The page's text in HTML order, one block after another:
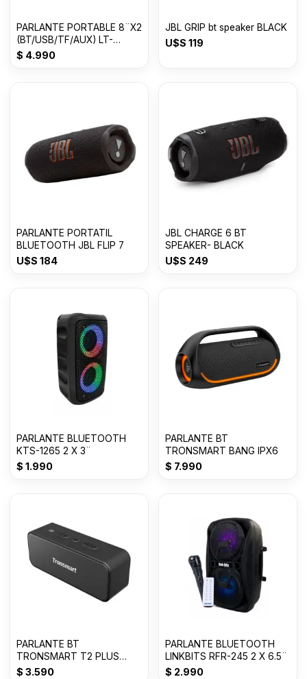
PARLANTE PORTABLE 8¨X2
(BT/USB/TF/AUX) LT-
2801XBT
$ 4.990
JBL GRIP bt speaker BLACK
U$S 119
PARLANTE PORTATIL
BLUETOOTH JBL FLIP 7
U$S 184
JBL CHARGE 6 BT
SPEAKER- BLACK
U$S 249
PARLANTE BLUETOOTH
KTS-1265 2 X 3¨
$ 1.990
PARLANTE BT
TRONSMART BANG IPX6
$ 7.990
PARLANTE BT
TRONSMART T2 PLUS
MICRO SD / 20W / 24 HS /
$ 3.590
PARLANTE BLUETOOTH
LINKBITS RFR-245 2 X 6.5¨
$ 2.990